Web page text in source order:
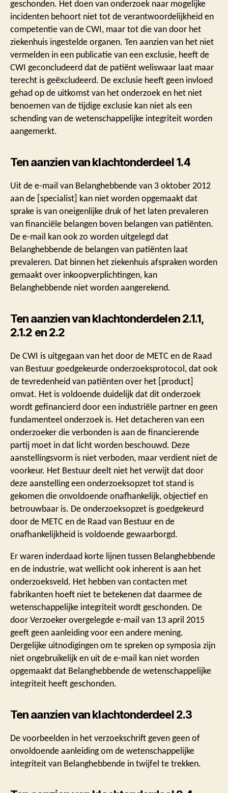
geschonden. Het doen van onderzoek naar mogelijke
incidenten behoort niet tot de verantwoordelijkheid en
competentie van de CWI, maar tot die van door het
ziekenhuis ingestelde organen. Ten aanzien van het niet
vermelden in een publicatie van een exclusie, heeft de
CWI geconcludeerd dat de patiënt weliswaar laat maar
terecht is geëxcludeerd. De exclusie heeft geen invloed
gehad op de uitkomst van het onderzoek en het niet
benoemen van de tijdige exclusie kan niet als een
schending van de wetenschappelijke integriteit worden
aangemerkt.
Ten aanzien van klachtonderdeel 1.4
Uit de e-mail van Belanghebbende van 3 oktober 2012
aan de [specialist] kan niet worden opgemaakt dat
sprake is van oneigenlijke druk of het laten prevaleren
van financiële belangen boven belangen van patiënten.
De e-mail kan ook zo worden uitgelegd dat
Belanghebbende de belangen van patiënten laat
prevaleren. Dat binnen het ziekenhuis afspraken worden
gemaakt over inkoopverplichtingen, kan
Belanghebbende niet worden aangerekend.
Ten aanzien van klachtonderdelen 2.1.1,
2.1.2 en 2.2
De CWI is uitgegaan van het door de METC en de Raad
van Bestuur goedgekeurde onderzoeksprotocol, dat ook
de tevredenheid van patiënten over het [product]
omvat. Het is voldoende duidelijk dat dit onderzoek
wordt gefinancierd door een industriële partner en geen
fundamenteel onderzoek is. Het detacheren van een
onderzoeker die verbonden is aan de financierende
partij moet in dat licht worden beschouwd. Deze
aanstellingsvorm is niet verboden, maar verdient niet de
voorkeur. Het Bestuur deelt niet het verwijt dat door
deze aanstelling een onderzoeksopzet tot stand is
gekomen die onvoldoende onafhankelijk, objectief en
betrouwbaar is. De onderzoeksopzet is goedgekeurd
door de METC en de Raad van Bestuur en de
onafhankelijkheid is voldoende gewaarborgd.
Er waren inderdaad korte lijnen tussen Belanghebbende
en de industrie, wat wellicht ook inherent is aan het
onderzoeksveld. Het hebben van contacten met
fabrikanten hoeft niet te betekenen dat daarmee de
wetenschappelijke integriteit wordt geschonden. De
door Verzoeker overgelegde e-mail van 13 april 2015
geeft geen aanleiding voor een andere mening.
Dergelijke uitnodigingen om te spreken op symposia zijn
niet ongebruikelijk en uit de e-mail kan niet worden
opgemaakt dat Belanghebbende de wetenschappelijke
integriteit heeft geschonden.
Ten aanzien van klachtonderdeel 2.3
De voorbeelden in het verzoekschrift geven geen of
onvoldoende aanleiding om de wetenschappelijke
integriteit van Belanghebbende in twijfel te trekken.